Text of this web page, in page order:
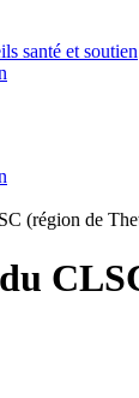
santé et soutien
(région de